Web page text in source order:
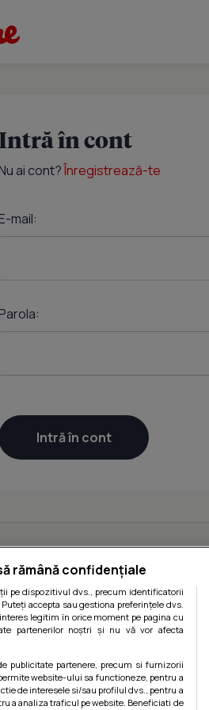
în cont
ai cont?Înregistrează-te
mail:
rămână confidențiale
pe dispozitivul dvs., precum identificatorii
accepta sau gestiona preferințele dvs.
legitim în orice moment pe pagina cu
partenerilor noștri și nu vă vor afecta
publicitate partenere, precum si furnizorii
website-ului sa functioneze, pentru a
de interesele si/sau profilul dvs., pentru a
a analiza traficul pe website. Beneficiati de